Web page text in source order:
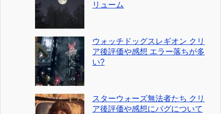
リューム
ウォッチドッグスレギオン クリ
ア後評価や感想 エラー落ちが多
い?
スターウォーズ無法者たち クリ
ア後評価や感想にバグについて